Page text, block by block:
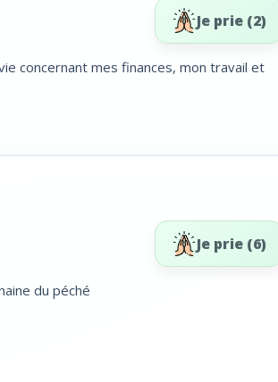
Je prie (2)
concernant mes finances, mon travail et
Je prie (6)
du péché